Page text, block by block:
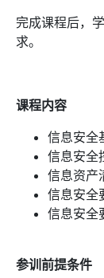
完成课程后，
求。
课程内容
信息安全
信息安全
信息资产
信息安全
信息安全
参训前提条件